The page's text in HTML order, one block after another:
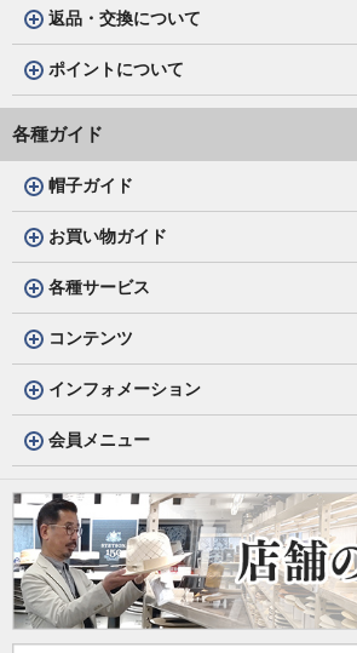
返品・交換について
ポイントについて
各種ガイド
帽子ガイド
お買い物ガイド
各種サービス
コンテンツ
インフォメーション
会員メニュー